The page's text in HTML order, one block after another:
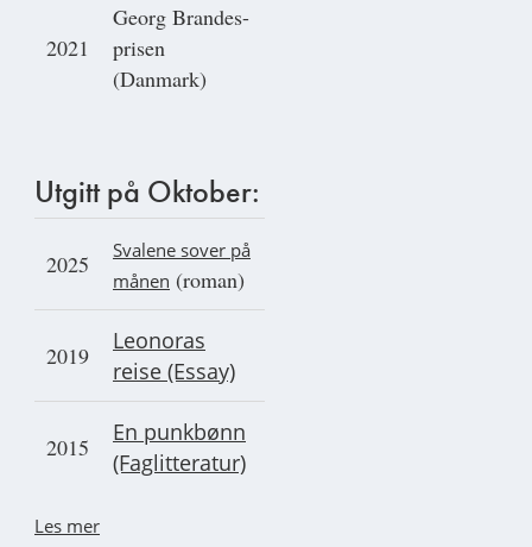
2021
Georg Brandes-
prisen
(Danmark)
Utgitt på Oktober:
2025
Svalene sover på
månen (roman)
2019
Leonoras
reise (Essay)
2015
En punkbønn
(Faglitteratur)
Les mer